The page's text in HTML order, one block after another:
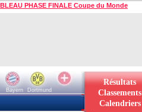
PHASE FINALE Coupe du Monde
Bayern
Dortmund
Résultats
Classements
Calendriers